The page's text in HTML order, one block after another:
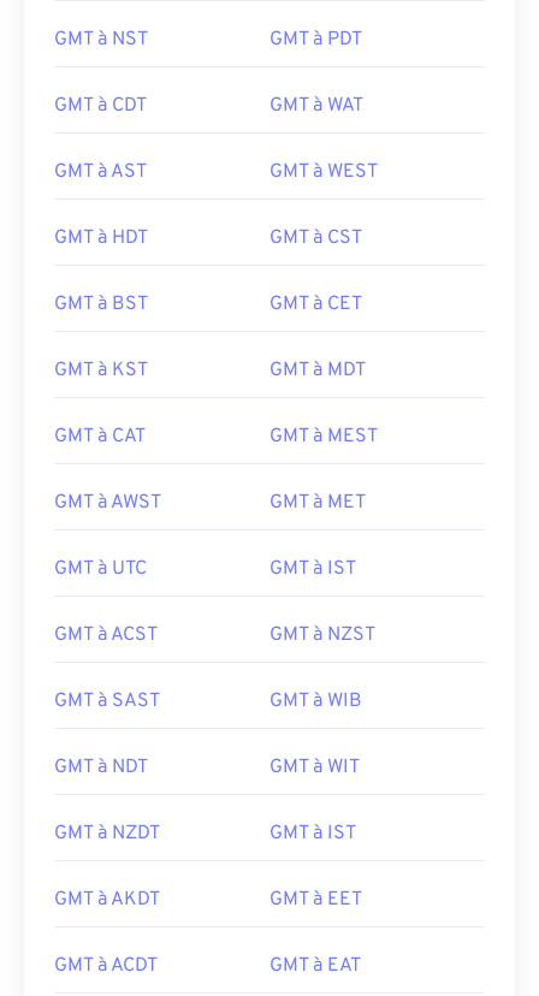
GMT à NST GMT à PDT
GMT à CDT GMT à WAT
GMT à AST GMT à WEST
GMT à HDT GMT à CST
GMT à BST GMT à CET
GMT à KST GMT à MDT
GMT à CAT GMT à MEST
GMT à AWST GMT à MET
GMT à UTC GMT à IST
GMT à ACST GMT à NZST
GMT à SAST GMT à WIB
GMT à NDT GMT à WIT
GMT à NZDT GMT à IST
GMT à AKDT GMT à EET
GMT à ACDT GMT à EAT